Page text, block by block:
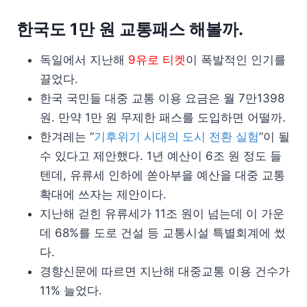
한국도 1만 원 교통패스 해볼까.
독일에서 지난해 9유로 티켓이 폭발적인 인기를
끌었다.
한국 국민들 대중 교통 이용 요금은 월 7만1398
원. 만약 1만 원 무제한 패스를 도입하면 어떨까.
한겨레는 “기후위기 시대의 도시 전환 실험”이 될
수 있다고 제안했다. 1년 예산이 6조 원 정도 들
텐데, 유류세 인하에 쏟아부을 예산을 대중 교통
확대에 쓰자는 제안이다.
지난해 걷힌 유류세가 11조 원이 넘는데 이 가운
데 68%를 도로 건설 등 교통시설 특별회계에 썼
다.
경향신문에 따르면 지난해 대중교통 이용 건수가
11% 늘었다.